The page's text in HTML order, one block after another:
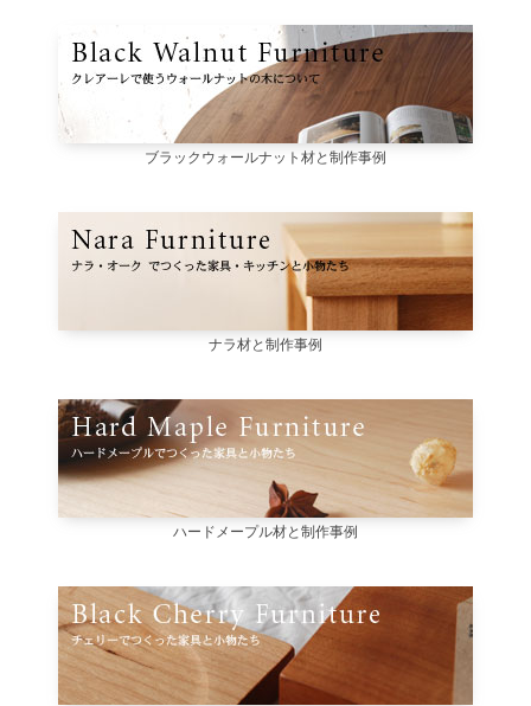
ブラックウォールナット材と制作事例
ナラ材と制作事例
ハードメープル材と制作事例